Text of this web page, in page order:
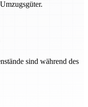
sind während des